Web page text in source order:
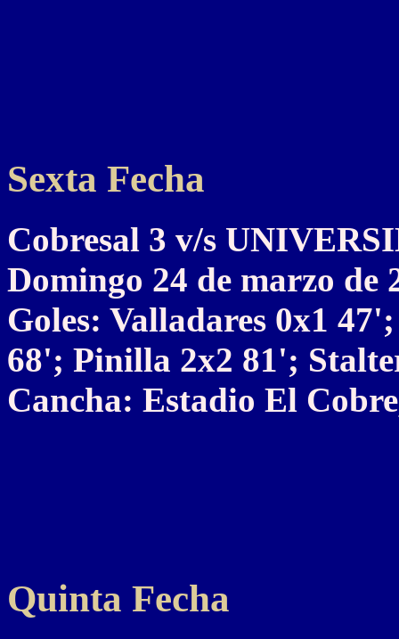
Sexta Fecha
Cobresal 3 v/s
Domingo 24 de marzo de
Goles: Valladares 0x1
68'; Pinilla 2x2 81';
Cancha: Estadio El
Quinta Fecha